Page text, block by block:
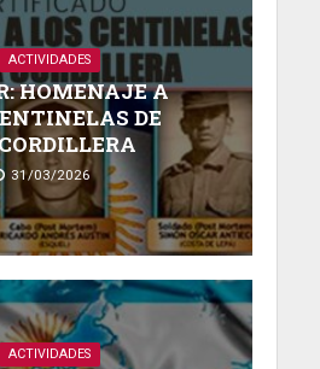
ACTIVIDADES
HOMENAJE A
DE
31/03/2026
ACTIVIDADES